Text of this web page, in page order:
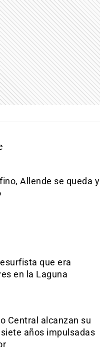
Allende se queda y
que era
en la Laguna
Central alcanzan su
años impulsadas